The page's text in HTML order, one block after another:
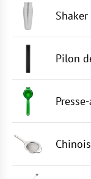
Shaker
Pilon
Chinois